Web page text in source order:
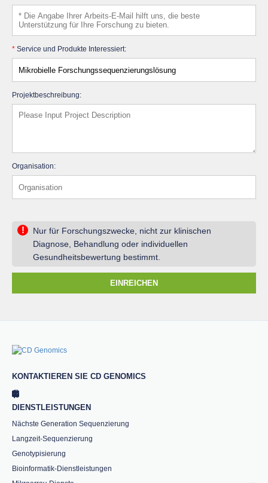
* Service und Produkte Interessiert:
Projektbeschreibung:
Organisation:
!
Nur für Forschungszwecke, nicht zur klinischen
Diagnose, Behandlung oder individuellen
Gesundheitsbewertung bestimmt.
EINREICHEN
KONTAKTIEREN SIE CD GENOMICS
DIENSTLEISTUNGEN
Nächste Generation Sequenzierung
Langzeit-Sequenzierung
Genotypisierung
Bioinformatik-Dienstleistungen